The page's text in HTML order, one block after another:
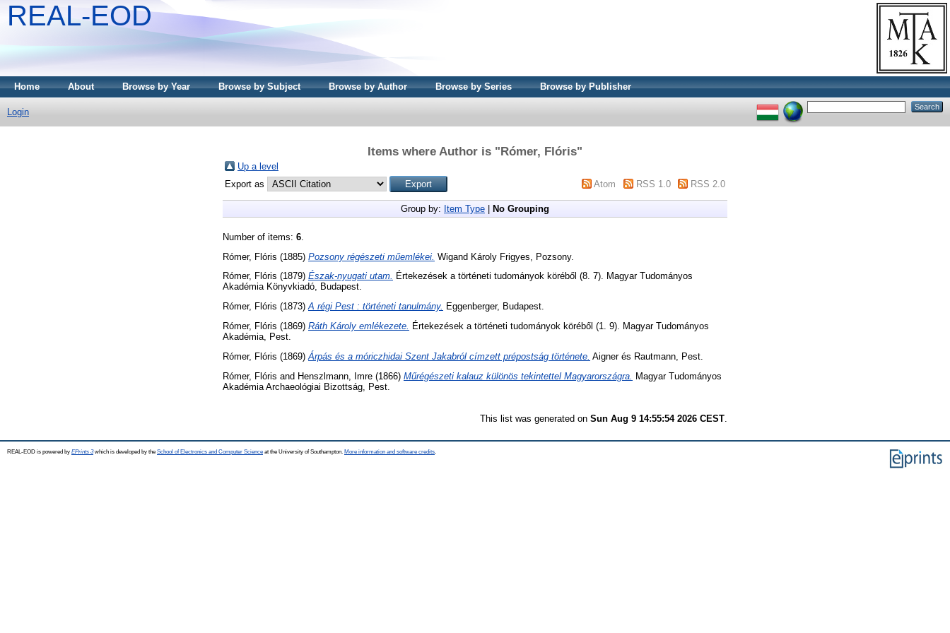
REAL-EOD
Home About Browse by Year Browse by Subject Browse by Author Browse by Series Browse by Publisher
Login
Items where Author is "Rómer, Flóris"
Up a level
Export as
Atom RSS 1.0 RSS 2.0
Group by: Item Type No Grouping
Number of items: 6
Rómer, Flóris (1885) Pozsony régészeti műemlékei. Wigand Károly Frigyes, Pozsony.
Rómer, Flóris (1879) Észak-nyugati utam. Értekezések a történeti tudományok köréből (8. 7). Magyar Tudományos
Akadémia Könyvkiadó, Budapest.
Rómer, Flóris (1873)A régi Pest : történeti tanulmány. Eggenberger, Budapest.
Rómer, Flóris (1869) Ráth Károly emlékezete.
Értekezések a történeti tudományok köréből (1. 9). Magyar Tudományos
Akadémia, Pest.
Rómer, Flóris (1869) Árpás és a móriczhidai Szent Jakabról címzett prépostság története. Aigner és Rautmann, Pest.
Rómer, Flóris and Henszlmann, Imre (1866) Műrégészeti kalauz különös tekintettel Magyarországra. Magyar Tudományos
Akadémia Archaeológiai Bizottság, Pest.
This list was generated on Sun Aug 9 14:55:54 2026 CEST
REAL-EOD is powered by EPrints 3which is developed by the School of Electronics and Computer Science at the University of Southampton. More information and software credits